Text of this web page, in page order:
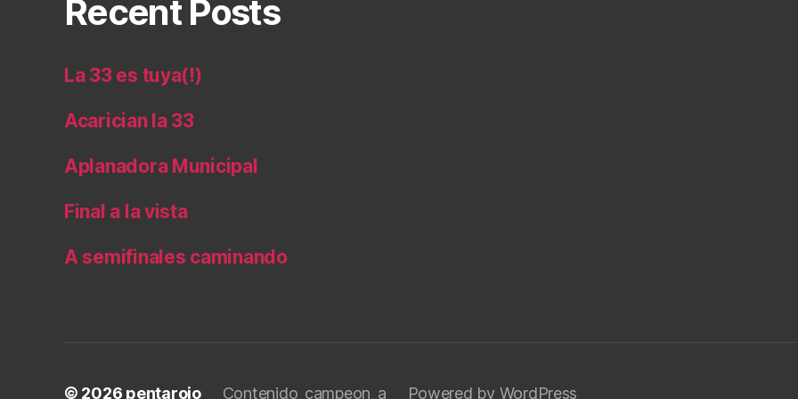
Recent Posts
La 33 es tuya(!)
Acarician la 33
Aplanadora Municipal
Final a la vista
A semifinales caminando
© 2026 pentarojo Contenido_campeon_a Powered by WordPress